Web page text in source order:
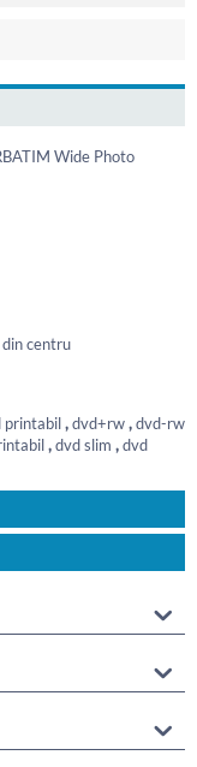
Wide Photo
centru
printabil,dvd+rw,dvd-rw
,dvd slim ,dvd